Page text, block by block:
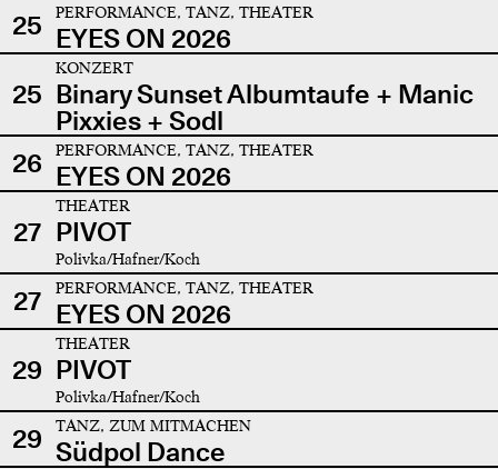
25 PERFORMANCE, TANZ, THEATER
EYES ON 2026
25
KONZERT
Binary Sunset Albumtaufe + Manic
Pixxies + Sodl
26
PERFORMANCE, TANZ, THEATER
EYES ON 2026
27
THEATER
PIVOT
Polivka/Hafner/Koch
27 PERFORMANCE, TANZ, THEATER
EYES ON 2026
29
THEATER
PIVOT
Polivka/Hafner/Koch
29 TANZ, ZUM MITMACHEN
Südpol Dance